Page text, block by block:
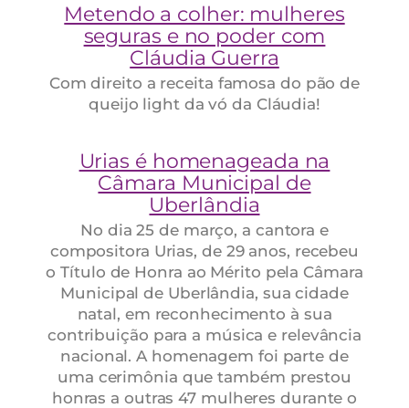
Metendo a colher: mulheres
seguras e no poder com
Cláudia Guerra
Com direito a receita famosa do pão de
queijo light da vó da Cláudia!
Urias é homenageada na
Câmara Municipal de
Uberlândia
No dia 25 de março, a cantora e
compositora Urias, de 29 anos, recebeu
o Título de Honra ao Mérito pela Câmara
Municipal de Uberlândia, sua cidade
natal, em reconhecimento à sua
contribuição para a música e relevância
nacional. A homenagem foi parte de
uma cerimônia que também prestou
honras a outras 47 mulheres durante o